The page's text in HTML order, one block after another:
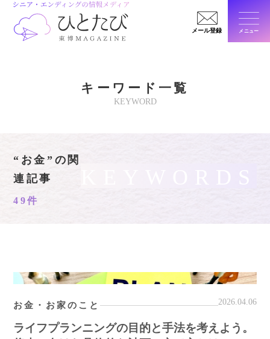
メール登録 メニュー
KEYWORD
キーワード一覧
“お金”の関
連記事
49件
お金・お家のこと 2026.04.06
ライフプランニングの目的と手法を考えよう。